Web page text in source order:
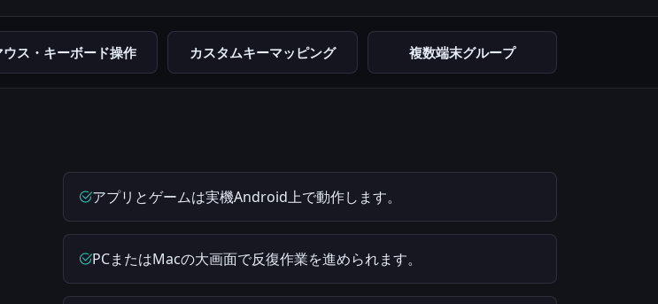
ウス・キーボード操作 カスタムキーマッピング 複数端末グループ
アプリとゲームは実機Android上で動作します。
PCまたはMacの大画面で反復作業を進められます。